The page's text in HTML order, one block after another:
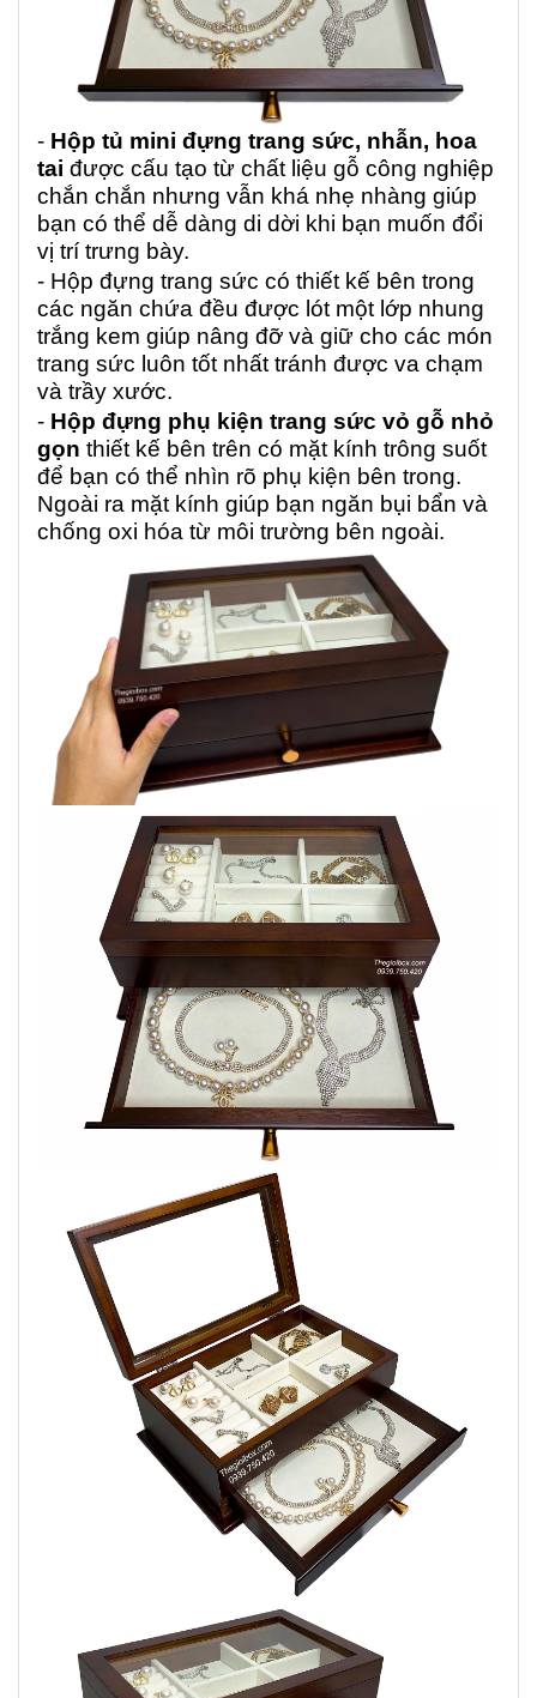
- Hộp tủ mini đựng trang sức, nhẫn, hoa
tai được cấu tạo từ chất liệu gỗ công nghiệp
chắn chắn nhưng vẫn khá nhẹ nhàng giúp
bạn có thể dễ dàng di dời khi bạn muốn đổi
vị trí trưng bày.
- Hộp đựng trang sức có thiết kế bên trong
các ngăn chứa đều được lót một lớp nhung
trắng kem giúp nâng đỡ và giữ cho các món
trang sức luôn tốt nhất tránh được va chạm
và trầy xước.
- Hộp đựng phụ kiện trang sức vỏ gỗ nhỏ
gọn thiết kế bên trên có mặt kính trông suốt
để bạn có thể nhìn rõ phụ kiện bên trong.
Ngoài ra mặt kính giúp bạn ngăn bụi bẩn và
chống oxi hóa từ môi trường bên ngoài.